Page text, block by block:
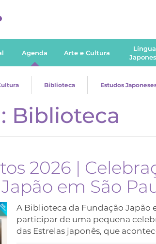
Agenda Arte e Cultura
Língua
Biblioteca Estudos
Biblioteca
2026 |
em São
A Biblioteca da Fundação Japão
participar de uma pequena
das Estrelas japonês, que